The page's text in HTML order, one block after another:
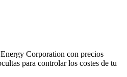
Corporation con precios
para controlar los costes de tu